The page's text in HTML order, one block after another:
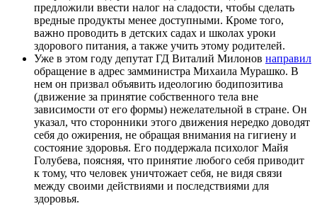
предложили ввести налог на сладости, чтобы сделать
вредные продукты менее доступными. Кроме того,
важно проводить в детских садах и школах уроки
здорового питания, а также учить этому родителей.
Уже в этом году депутат ГД Виталий Милонов направил
обращение в адрес замминистра Михаила Мурашко. В
нем он призвал объявить идеологию бодипозитива
(движение за принятие собственного тела вне
зависимости от его формы) нежелательной в стране. Он
указал, что сторонники этого движения нередко доводят
себя до ожирения, не обращая внимания на гигиену и
состояние здоровья. Его поддержала психолог Майя
Голубева, поясняя, что принятие любого себя приводит
к тому, что человек уничтожает себя, не видя связи
между своими действиями и последствиями для
здоровья.